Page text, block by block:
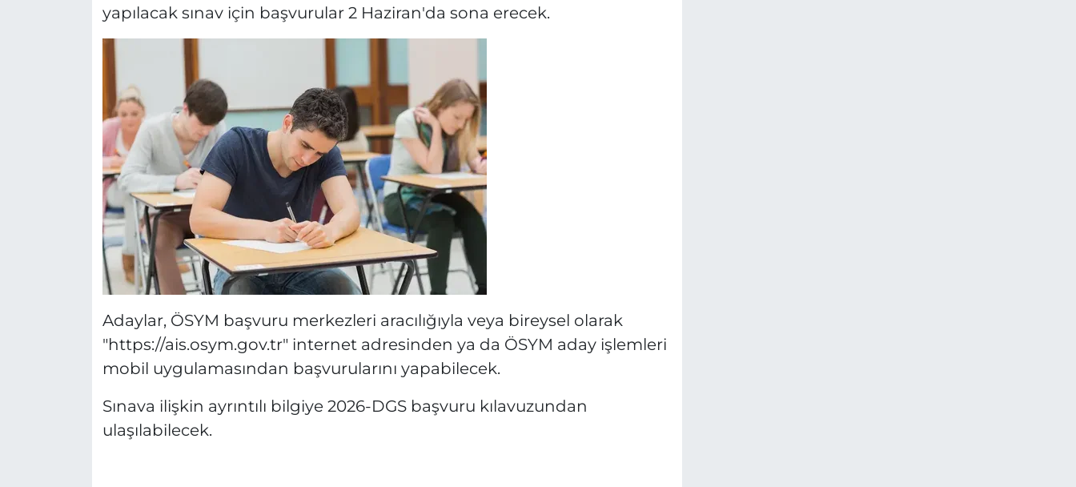
yapılacak sınav için başvurular 2 Haziran'da sona erecek.
Adaylar, ÖSYM başvuru merkezleri aracılığıyla veya bireysel olarak
"https://ais.osym.gov.tr" internet adresinden ya da ÖSYM aday işlemleri
mobil uygulamasından başvurularını yapabilecek.
Sınava ilişkin ayrıntılı bilgiye 2026-DGS başvuru kılavuzundan
ulaşılabilecek.